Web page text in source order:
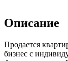
Описание
Продается
бизнес с